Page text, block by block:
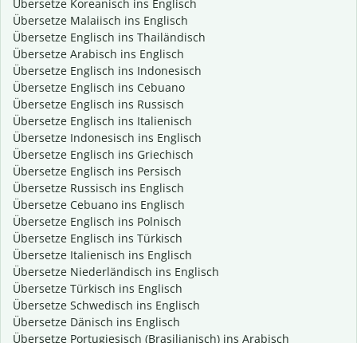
Übersetze Koreanisch ins Englisch
Übersetze Malaiisch ins Englisch
Übersetze Englisch ins Thailändisch
Übersetze Arabisch ins Englisch
Übersetze Englisch ins Indonesisch
Übersetze Englisch ins Cebuano
Übersetze Englisch ins Russisch
Übersetze Englisch ins Italienisch
Übersetze Indonesisch ins Englisch
Übersetze Englisch ins Griechisch
Übersetze Englisch ins Persisch
Übersetze Russisch ins Englisch
Übersetze Cebuano ins Englisch
Übersetze Englisch ins Polnisch
Übersetze Englisch ins Türkisch
Übersetze Italienisch ins Englisch
Übersetze Niederländisch ins Englisch
Übersetze Türkisch ins Englisch
Übersetze Schwedisch ins Englisch
Übersetze Dänisch ins Englisch
Übersetze Portugiesisch (Brasilianisch) ins Arabisch